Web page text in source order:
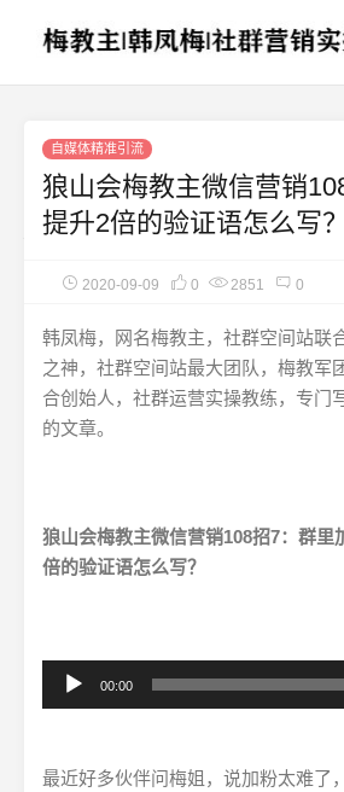
自媒体精准引流
狼山会梅教主微信营销
提升2倍的验证语怎么写？
2020-09-09 0 2851 0
韩凤梅，网名梅教主，社群空间站联
之神，社群空间站最大团队，梅教军
合创始人，社群运营实操教练，专门
的文章。
狼山会梅教主微信营销108招7：群里
倍的验证语怎么写？
频
放
00:00
最近好多伙伴问梅姐，说加粉太难了